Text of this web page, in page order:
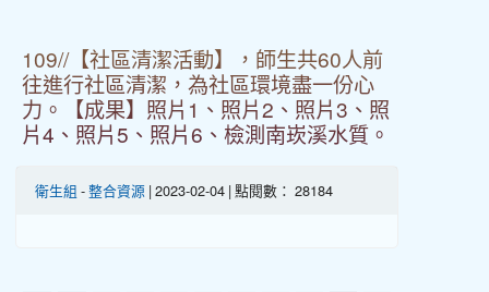
109//【社區清潔活動】，師生共60人前
往進行社區清潔，為社區環境盡一份心
力。【成果】照片1、照片2、照片3、照
片4、照片5、照片6、檢測南崁溪水質。
衛生組 - 整合資源 | 2023-02-04 | 點閱數： 28184